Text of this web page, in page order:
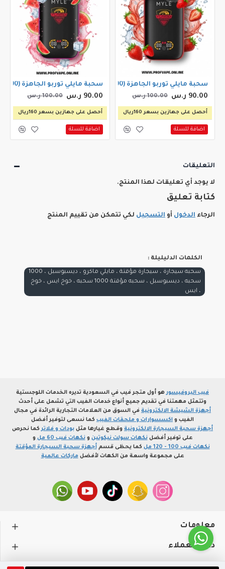
سحبة مايلي توربو الجاهزة (20000 سحبه) فرولة
90.00 ر.س 100.00 ر.س
أحصل على جهازين بسعر 160ريال
اضافة للسلة
سحبة مايلي توربو الجاهزة (20000 سحبه) لش ايس
90.00 ر.س 100.00 ر.س
أحصل على جهازين بسعر 160ريال
اضافة للسلة
التعليقات
لا يوجد أي تعليقات لهذا المنتج.
كتابة تعليق
الرجاء الدخول أو التسجيل لكي تتمكن من تقييم المنتج
الكلمات الدليليلة :
سحبه سيجارة ، سيجارة مؤقتة ، مايلي ماكرو ، ديسبوسبل ، 1000
سحبه ، ديسبوسبل ، سحبه مؤقتة 1000 سحبه ، خوخ ايس ، خوخ
، ايس
فيب البروفيسورهو أول متجر فيب في السعودية تديره الخدمات اللوجستية
وتتمثل مهمتنا في تقديم جميع أنواع خدمات الفيب التي تشمل على أحدث
أجهزة الشيشة الالكترونية في السوق من العلامات التجارية الرائدة في مجال
الفيب و اكسسوارات و ملحقات الفيب كما نسعى لتوفير أفضل
أجهزة سحبة السيجارة الالكترونية وقطع غيارها مثل بودات و فلاتركما نحرص
على توفير أفضلنكهات سولت نيكوتين ونكهات فيب 60 مل
و
نكهات فيب 100 - 120 مل
كما يحظى قسمأجهزة سحبة السيجارة المؤقتة
على مجموعة واسعة من الكهات لأفضل ماركات عالمية
معلومات
دعم العملاء
حســـابي